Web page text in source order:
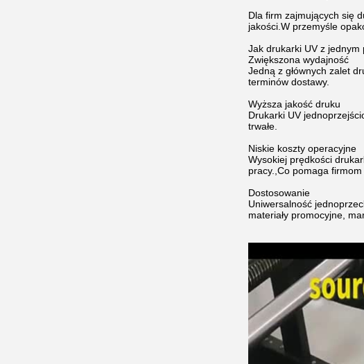
Dla firm zajmujących się
jakości.W przemyśle
Jak drukarki UV z
Zwiększona wydajność
Jedną z głównych zalet
terminów dostawy.
Wyższa jakość druku
Drukarki UV
trwałe.
Niskie koszty operacyjne
Wysokiej prędkości
pracy.,Co pomaga firmom
Dostosowanie
Uniwersalność
materiały promocyjne,